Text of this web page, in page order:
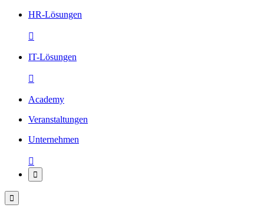
HR-Lösungen

IT-Lösungen

Academy
Veranstaltungen
Unternehmen


